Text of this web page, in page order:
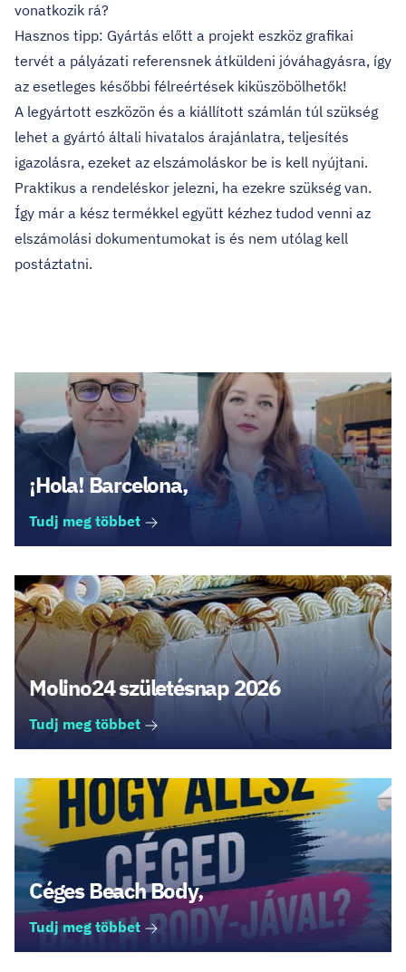
vonatkozik rá?
Hasznos tipp: Gyártás előtt a projekt eszköz grafikai
tervét a pályázati referensnek átküldeni jóváhagyásra, így
az esetleges későbbi félreértések kiküszöbölhetők!
A legyártott eszközön és a kiállított számlán túl szükség
lehet a gyártó általi hivatalos árajánlatra, teljesítés
igazolásra, ezeket az elszámoláskor be is kell nyújtani.
Praktikus a rendeléskor jelezni, ha ezekre szükség van.
Így már a kész termékkel együtt kézhez tudod venni az
elszámolási dokumentumokat is és nem utólag kell
postáztatni.
¡Hola! Barcelona,
Tudj meg többet
Molino24 születésnap 2026
Tudj meg többet
Céges Beach Body,
Tudj meg többet